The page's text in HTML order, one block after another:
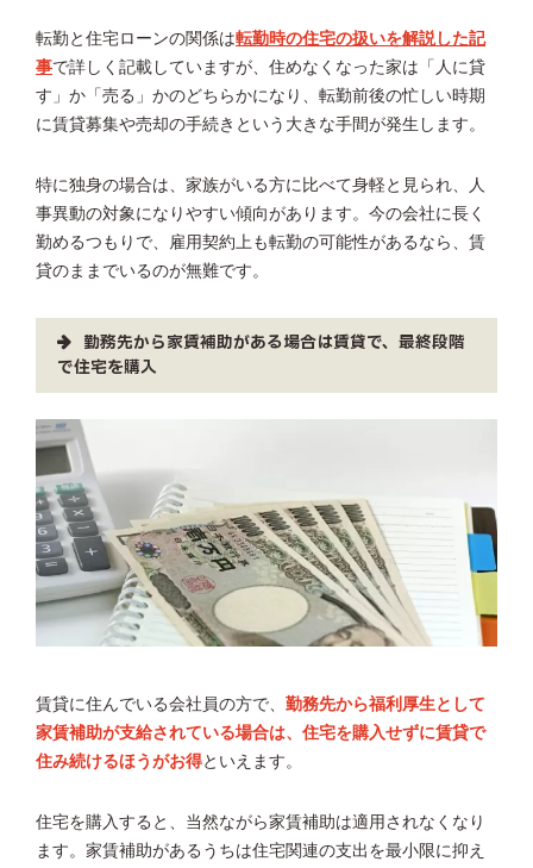
転勤と住宅ローンの関係は転勤時の住宅の扱いを解説した記
事で詳しく記載していますが、住めなくなった家は「人に貸
す」か「売る」かのどちらかになり、転勤前後の忙しい時期
に賃貸募集や売却の手続きという大きな手間が発生します。
特に独身の場合は、家族がいる方に比べて身軽と見られ、人
事異動の対象になりやすい傾向があります。今の会社に長く
勤めるつもりで、雇用契約上も転勤の可能性があるなら、賃
貸のままでいるのが無難です。
勤務先から家賃補助がある場合は賃貸で、最終段階
で住宅を購入
賃貸に住んでいる会社員の方で、 勤務先から福利厚生として
家賃補助が支給されている場合は、住宅を購入せずに賃貸で
住み続けるほうがお得といえます。
住宅を購入すると、当然ながら家賃補助は適用されなくなり
ます。家賃補助があるうちは住宅関連の支出を最小限に抑え